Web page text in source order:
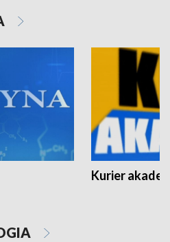
Kurier